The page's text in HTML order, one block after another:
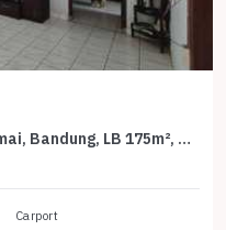
Kesempatan Rumah di Kopo Permai, Bandung, LB 175m², Harga 1,3 Miliar
Carport